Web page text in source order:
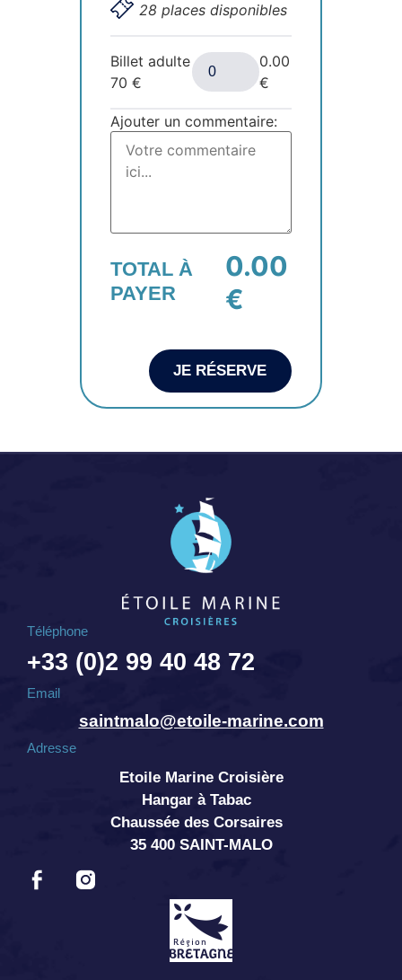
28 places disponibles
Billet adulte
70€
0.00
€
Ajouter un commentaire:
TOTAL À
PAYER
0.00
€
JE RÉSERVE
Téléphone
+33 (0)2 99 40 48 72
Email
saintmalo@etoile-marine.com
Adresse
Etoile Marine Croisière
Hangar à Tabac
Chaussée des Corsaires
35 400 SAINT-MALO